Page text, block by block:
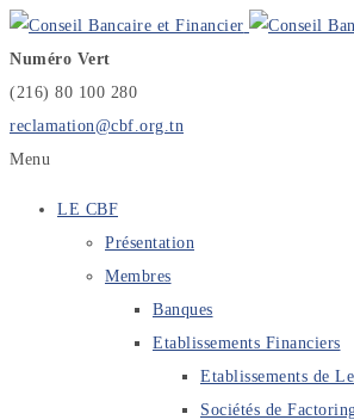
Numéro Vert
(216) 80 100 280
reclamation@cbf.org.tn
Menu
LE CBF
Présentation
Membres
Banques
Etablissements Financiers
Etablissements de
Sociétés de